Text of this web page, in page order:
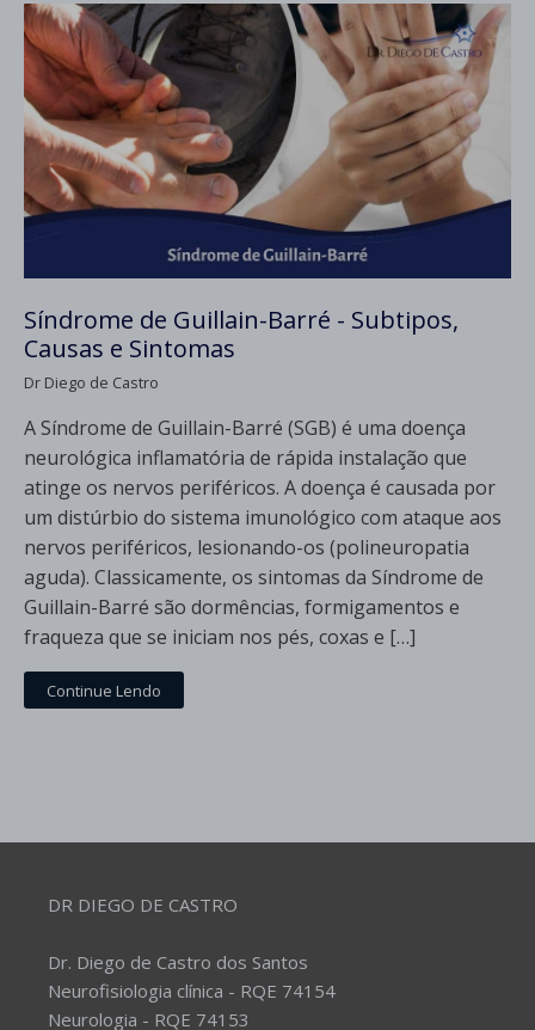
Síndrome de Guillain-Barré - Subtipos,
Causas e Sintomas
Dr Diego de Castro
A Síndrome de Guillain-Barré (SGB) é uma doença
neurológica inflamatória de rápida instalação que
atinge os nervos periféricos. A doença é causada por
um distúrbio do sistema imunológico com ataque aos
nervos periféricos, lesionando-os (polineuropatia
aguda). Classicamente, os sintomas da Síndrome de
Guillain-Barré são dormências, formigamentos e
fraqueza que se iniciam nos pés, coxas e […]
Continue Lendo
DR DIEGO DE CASTRO
Dr. Diego de Castro dos Santos
Neurofisiologia clínica - RQE 74154
Neurologia - RQE 74153